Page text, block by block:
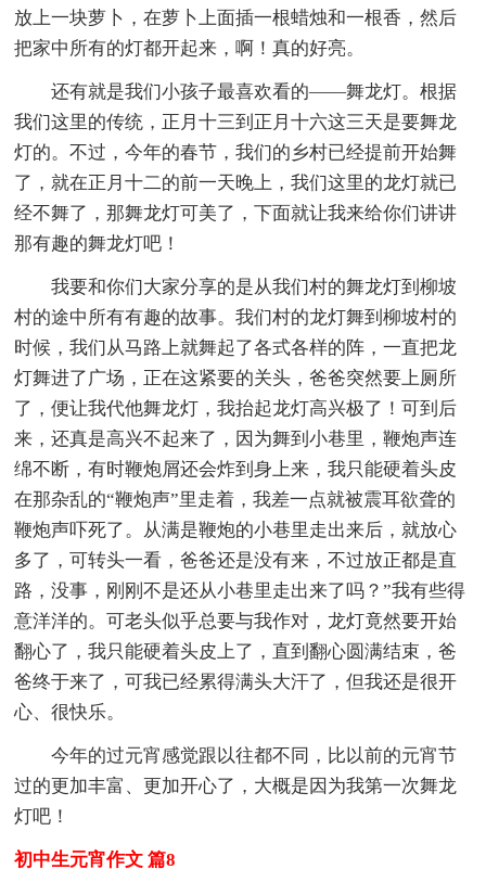
放上一块萝卜，在萝卜上面插一根蜡烛和一根香，然后
把家中所有的灯都开起来，啊！真的好亮。
还有就是我们小孩子最喜欢看的——舞龙灯。根据
我们这里的传统，正月十三到正月十六这三天是要舞龙
灯的。不过，今年的春节，我们的乡村已经提前开始舞
了，就在正月十二的前一天晚上，我们这里的龙灯就已
经不舞了，那舞龙灯可美了，下面就让我来给你们讲讲
那有趣的舞龙灯吧！
我要和你们大家分享的是从我们村的舞龙灯到柳坡
村的途中所有有趣的故事。我们村的龙灯舞到柳坡村的
时候，我们从马路上就舞起了各式各样的阵，一直把龙
灯舞进了广场，正在这紧要的关头，爸爸突然要上厕所
了，便让我代他舞龙灯，我抬起龙灯高兴极了！可到后
来，还真是高兴不起来了，因为舞到小巷里，鞭炮声连
绵不断，有时鞭炮屑还会炸到身上来，我只能硬着头皮
在那杂乱的“鞭炮声”里走着，我差一点就被震耳欲聋的
鞭炮声吓死了。从满是鞭炮的小巷里走出来后，就放心
多了，可转头一看，爸爸还是没有来，不过放正都是直
路，没事，刚刚不是还从小巷里走出来了吗？”我有些得
意洋洋的。可老头似乎总要与我作对，龙灯竟然要开始
翻心了，我只能硬着头皮上了，直到翻心圆满结束，爸
爸终于来了，可我已经累得满头大汗了，但我还是很开
心、很快乐。
今年的过元宵感觉跟以往都不同，比以前的元宵节
过的更加丰富、更加开心了，大概是因为我第一次舞龙
灯吧！
初中生元宵作文 篇8